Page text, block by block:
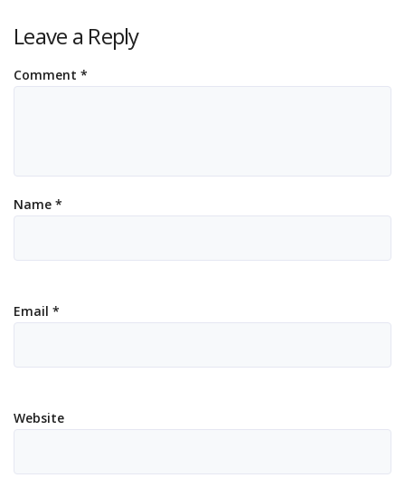
Leave a Reply
Comment *
Name *
Email *
Website